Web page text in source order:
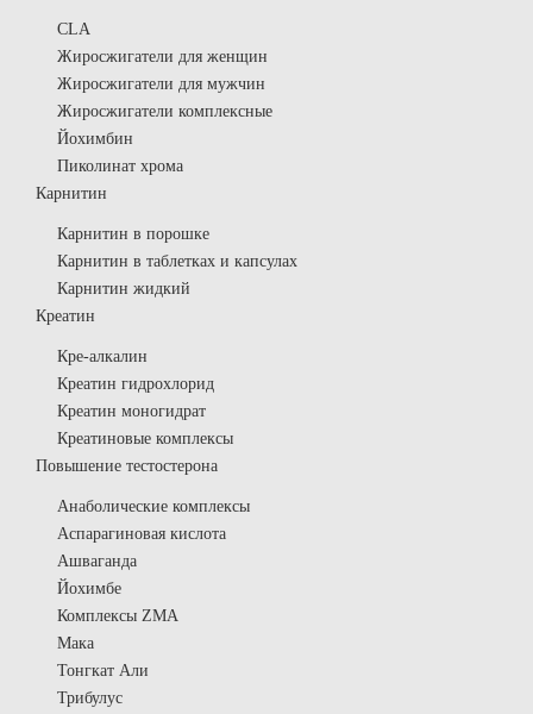
CLA
Жиросжигатели для женщин
Жиросжигатели для мужчин
Жиросжигатели комплексные
Йохимбин
Пиколинат хрома
Карнитин
Карнитин в порошке
Карнитин в таблетках и капсулах
Карнитин жидкий
Креатин
Кре-алкалин
Креатин гидрохлорид
Креатин моногидрат
Креатиновые комплексы
Повышение тестостерона
Анаболические комплексы
Аспарагиновая кислота
Ашваганда
Йохимбе
Комплексы ZMA
Мака
Тонгкат Али
Трибулус